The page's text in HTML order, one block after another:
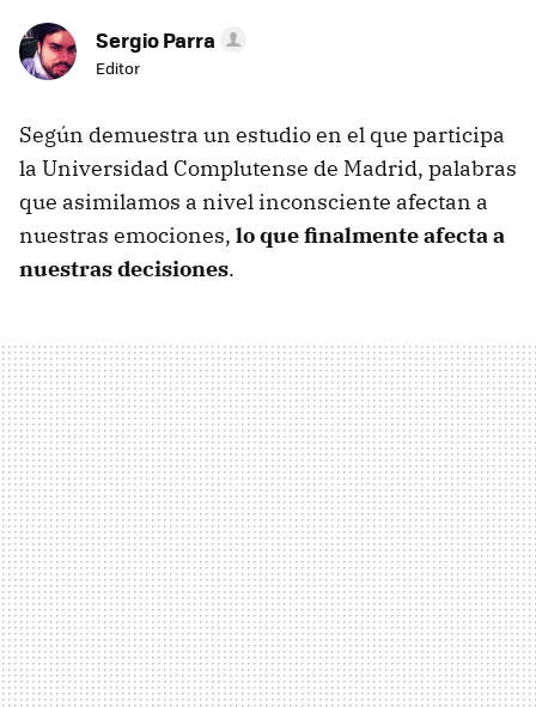
Sergio Parra
Editor
Según demuestra un estudio en el que participa
la Universidad Complutense de Madrid, palabras
que asimilamos a nivel inconsciente afectan a
nuestras emociones, lo que finalmente afecta a
nuestras decisiones.